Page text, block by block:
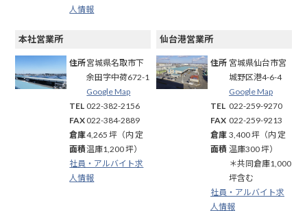
人情報
本社営業所
住所宮城県名取市下
余田字中荷672-1
Google Map
TEL 022-382-2156
FAX 022-384-2889
倉庫
面積
4,265 坪（内 定
温庫1,200 坪）
社員・アルバイト求
人情報
仙台港営業所
住所 宮城県仙台市宮
城野区港4-6-4
Google Map
TEL 022-259-9270
FAX 022-259-9213
倉庫
面積
3,400 坪（内 定
温庫300 坪）
＊共同倉庫1,000
坪含む
社員・アルバイト求
人情報